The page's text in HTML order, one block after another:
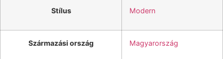
Stílus Modern
Származási ország Magyarország